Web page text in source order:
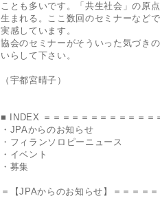
ことも多いです。「共生社会」の原
生まれる。ここ数回のセミナーなど
実感しています。
協会のセミナーがそういった気づき
いらして下さい。
（宇都宮晴子）
■ INDEX ＝＝＝＝＝＝＝＝＝＝＝＝
・JPAからのお知らせ
・フィランソロピーニュース
・イベント
・募集
＝【JPAからのお知らせ】＝＝＝＝